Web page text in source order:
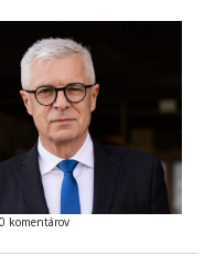
komentárov